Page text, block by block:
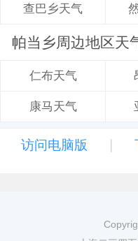
查巴乡天气
帕当乡周边地区天
仁布天气
康马天气
访问电脑版 |